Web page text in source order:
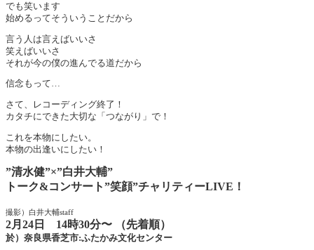
でも笑います
始めるってそういうことだから
言う人は言えばいいさ
笑えばいいさ
それが今の僕の進んでる道だから
信念もって…
さて、レコーディング終了！
カタチにできた大切な「つながり」で！
これを本物にしたい。
本物の出逢いにしたい！
”清水健”×”白井大輔”
トーク&コンサート”笑顔”チャリティーLIVE！
撮影）白井大輔staff
2月24日 14時30分〜 （先着順）
於）奈良県香芝市:ふたかみ文化センター